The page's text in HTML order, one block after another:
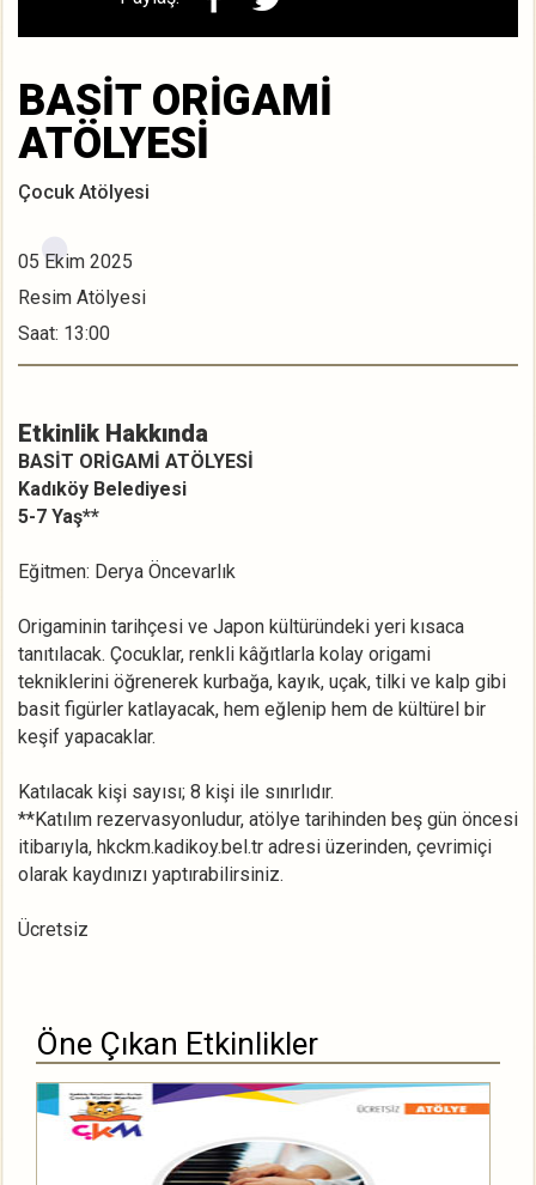
BASİT ORİGAMİ
ATÖLYESİ
Çocuk Atölyesi
05 Ekim 2025
Resim Atölyesi
Saat: 13:00
Etkinlik Hakkında
BASİT ORİGAMİ ATÖLYESİ
Kadıköy Belediyesi
5-7 Yaş**
Eğitmen: Derya Öncevarlık
Origaminin tarihçesi ve Japon kültüründeki yeri kısaca
tanıtılacak. Çocuklar, renkli kâğıtlarla kolay origami
tekniklerini öğrenerek kurbağa, kayık, uçak, tilki ve kalp gibi
basit figürler katlayacak, hem eğlenip hem de kültürel bir
keşif yapacaklar.
Katılacak kişi sayısı; 8 kişi ile sınırlıdır.
**Katılım rezervasyonludur, atölye tarihinden beş gün öncesi
itibarıyla, hkckm.kadikoy.bel.tr adresi üzerinden, çevrimiçi
olarak kaydınızı yaptırabilirsiniz.
Ücretsiz
Öne Çıkan Etkinlikler